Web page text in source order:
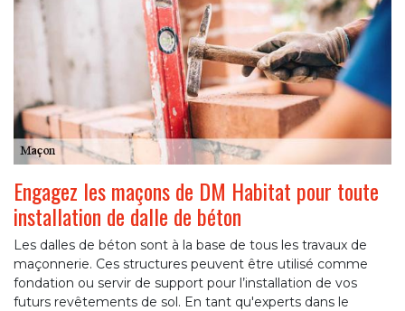
Engagez les maçons de DM Habitat pour toute
installation de dalle de béton
Les dalles de béton sont à la base de tous les travaux de
maçonnerie. Ces structures peuvent être utilisé comme
fondation ou servir de support pour l’installation de vos
futurs revêtements de sol. En tant qu'experts dans le